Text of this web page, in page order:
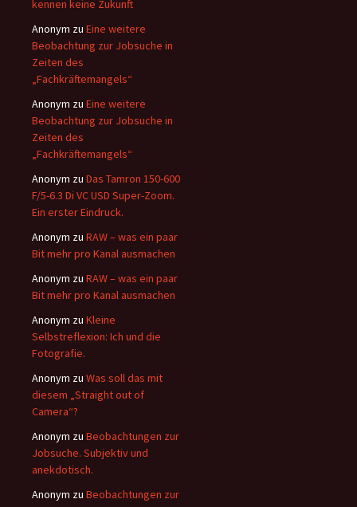
kennen keine Zukunft
Anonym zu Eine weitere
Beobachtung zur Jobsuche in
Zeiten des
„Fachkräftemangels“
Anonym zu Eine weitere
Beobachtung zur Jobsuche in
Zeiten des
„Fachkräftemangels“
Anonym zu Das Tamron 150-600
F/5-6.3 Di VC USD Super-Zoom.
Ein erster Eindruck.
Anonym zu RAW – was ein paar
Bit mehr pro Kanal ausmachen
Anonym zu RAW – was ein paar
Bit mehr pro Kanal ausmachen
Anonym zu Kleine
Selbstreflexion: Ich und die
Fotografie.
Anonym zu Was soll das mit
diesem „Straight out of
Camera“?
Anonym zu Beobachtungen zur
Jobsuche. Subjektiv und
anekdotisch.
Anonym zu Beobachtungen zur